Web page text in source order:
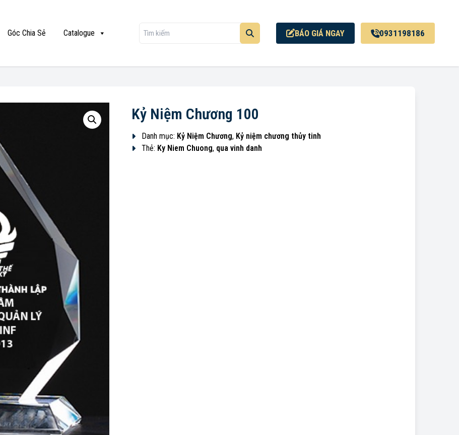
Góc Chia Sẻ Catalogue BÁO GIÁ NGAY 0931198186
Kỷ Niệm Chương 100
Danh mục: Kỷ Niệm Chương, Kỷ niệm chương thủy tinh
Thẻ: Ky Niem Chuong, qua vinh danh